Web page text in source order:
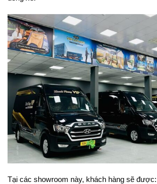
Tại các showroom này, khách hàng sẽ được: